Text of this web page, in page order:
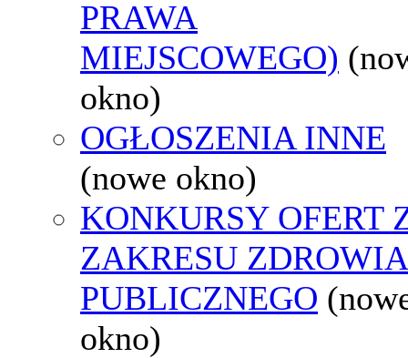
PRAWA
MIEJSCOWEGO)
okno)
OGŁOSZENIA INNE
(nowe okno)
KONKURSY OFERT
ZAKRESU ZDROWIA
PUBLICZNEGO
okno)